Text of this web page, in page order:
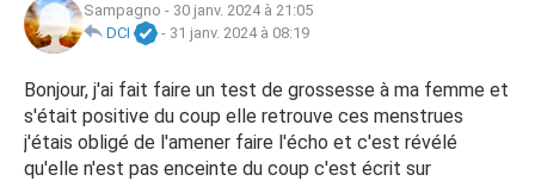
Sampagno - 30 janv. 2024 à 21:05
DCI
- 31 janv. 2024 à 08:19
Bonjour, j'ai fait faire un test de grossesse à ma femme et
s'était positive du coup elle retrouve ces menstrues
j'étais obligé de l'amener faire l'écho et c'est révélé
qu'elle n'est pas enceinte du coup c'est écrit sur